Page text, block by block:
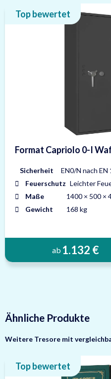
Top bewertet
Format Capriolo 0-I
Sicherheit
EN0/N nach EN
Feuerschutz Leichter
Maße
1400 × 500 ×
Gewicht
168 kg
ab 1.132 €
Ähnliche Produkte
Weitere Tresore mit
Top bewertet